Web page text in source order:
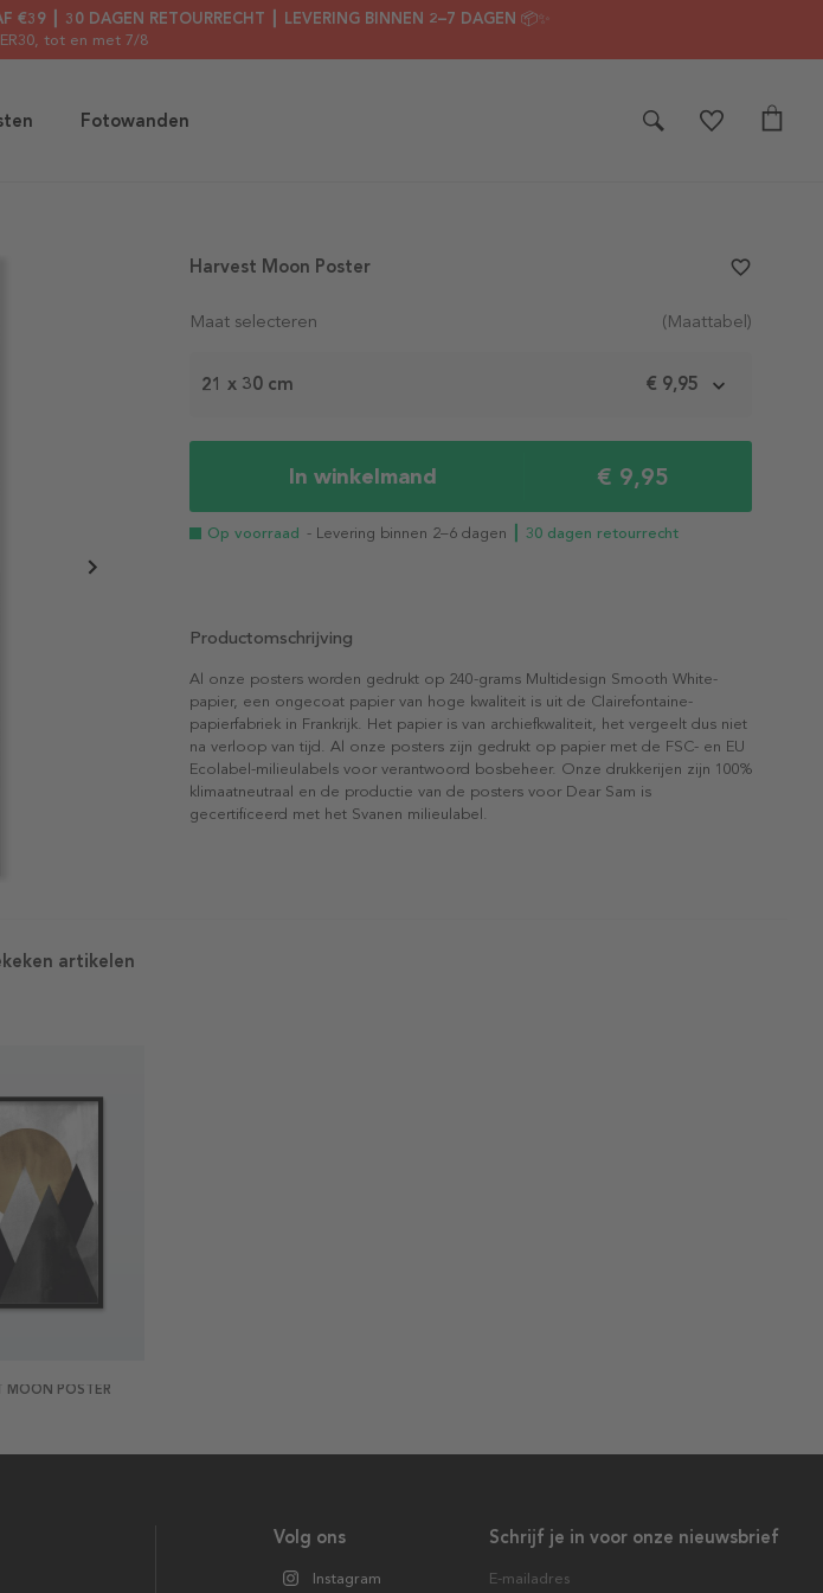
€39 ┃ 30 DAGEN RETOURRECHT ┃ LEVERING BINNEN 2–7 DAGEN 📦✨
, tot en met 7/8
Fotowanden
Maat selecteren (Maattabel)
21 x 30 cm € 9,95
In winkelmand € 9,95
Op voorraad - Levering binnen 2–6 dagen ┃ 30 dagen retourrecht
Harvest Moon Poster favorite_border
Productomschrijving
Al onze posters worden gedrukt op 240-grams Multidesign Smooth White-
papier, een ongecoat papier van hoge kwaliteit is uit de Clairefontaine-
papierfabriek in Frankrijk. Het papier is van archiefkwaliteit, het vergeelt dus niet
na verloop van tijd. Al onze posters zijn gedrukt op papier met de FSC- en EU
Ecolabel-milieulabels voor verantwoord bosbeheer. Onze drukkerijen zijn 100%
klimaatneutraal en de productie van de posters voor Dear Sam is
gecertificeerd met het Svanen milieulabel.
artikelen
MOON POSTER
Schrijf je in voor onze nieuwsbrief
E-mailadres
Volg ons
Instagram